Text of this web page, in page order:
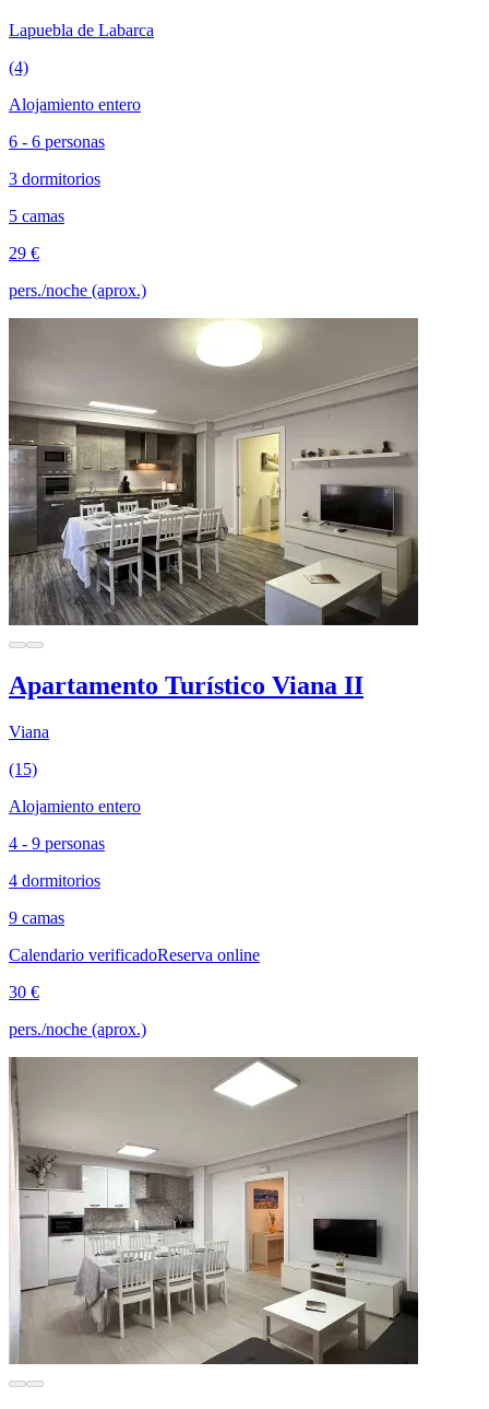
Lapuebla de Labarca
(4)
Alojamiento entero
6 - 6 personas
3 dormitorios
5 camas
29 €
pers./noche (aprox.)
Apartamento Turístico Viana II
Viana
(15)
Alojamiento entero
4 - 9 personas
4 dormitorios
9 camas
Calendario verificadoReserva online
30 €
pers./noche (aprox.)